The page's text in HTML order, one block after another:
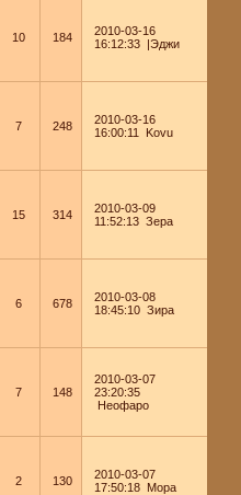
10
184
2010-03-16
16:12:33 |Эджи
7 248
2010-03-16
16:00:11
Kovu
15
314
2010-03-09
11:52:13 Зера
6 678
2010-03-08
18:45:10 Зира
7
148
2010-03-07
23:20:35
Неофаро
2 130
2010-03-07
17:50:18 Мора